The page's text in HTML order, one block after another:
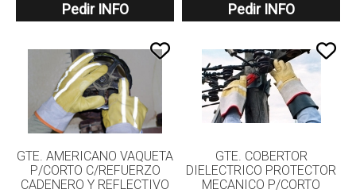
Pedir INFO Pedir INFO
GTE. AMERICANO VAQUETA
P/CORTO C/REFUERZO
CADENERO Y REFLECTIVO
GTE. COBERTOR
DIELECTRICO PROTECTOR
MECANICO P/CORTO